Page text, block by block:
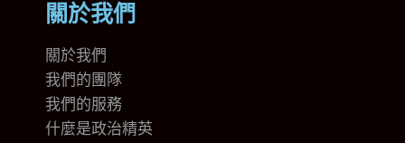
關於我們
關於我們
我們的團隊
我們的服務
什麼是政治精英